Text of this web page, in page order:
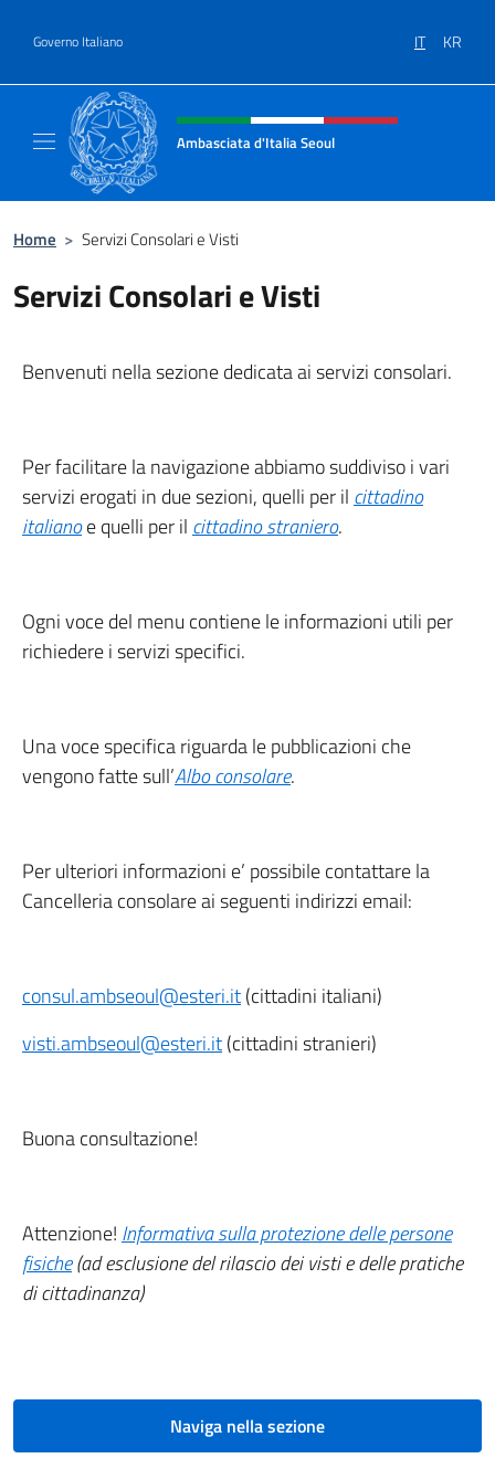
Governo Italiano IT KR
Intestazione sito, social e menù
Ambasciata d'Italia Seoul
Home > Servizi Consolari e Visti
Servizi Consolari e Visti
Benvenuti nella sezione dedicata ai servizi consolari.
Per facilitare la navigazione abbiamo suddiviso i vari
servizi erogati in due sezioni, quelli per il cittadino
italianoe quelli per il cittadino straniero.
Ogni voce del menu contiene le informazioni utili per
richiedere i servizi specifici.
Una voce specifica riguarda le pubblicazioni che
vengono fatte sull’Albo consolare.
Per ulteriori informazioni e’ possibile contattare la
Cancelleria consolare ai seguenti indirizzi email:
consul.ambseoul@esteri.it(cittadini italiani)
visti.ambseoul@esteri.it(cittadini stranieri)
Buona consultazione!
Attenzione! Informativa sulla protezione delle persone
fisiche(ad esclusione del rilascio dei visti e delle pratiche
di cittadinanza)
Naviga nella sezione